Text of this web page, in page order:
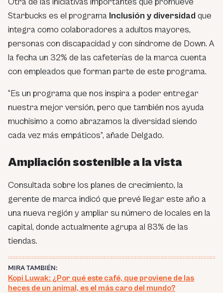
Starbucks es el programa Inclusión y diversidad que
integra como colaboradores a adultos mayores,
personas con discapacidad y con síndrome de Down. A
la fecha un 32% de las cafeterías de la marca cuenta
con empleados que forman parte de este programa.
“Es un programa que nos inspira a poder entregar
nuestra mejor versión, pero que también nos ayuda
muchísimo a como abrazamos la diversidad siendo
cada vez más empáticos”, añade Delgado.
Ampliación sostenible a la vista
Consultada sobre los planes de crecimiento, la
gerente de marca indicó que prevé llegar este año a
una nueva región y ampliar su número de locales en la
capital, donde actualmente agrupa al 83% de las
tiendas.
MIRA TAMBIÉN:
Kopi Luwak: ¿Por qué este café, que proviene de las
heces de un animal, es el más caro del mundo?